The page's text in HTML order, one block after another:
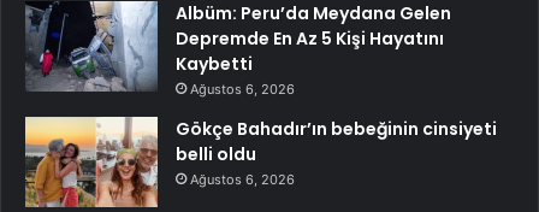
Albüm: Peru’da Meydana Gelen
Depremde En Az 5 Kişi Hayatını
Kaybetti
Ağustos 6, 2026
Gökçe Bahadır’ın bebeğinin cinsiyeti
belli oldu
Ağustos 6, 2026